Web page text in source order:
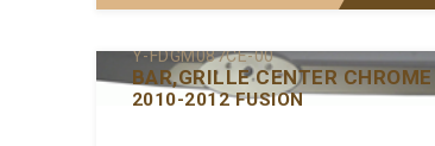
Y-FDGM087CE-00
BAR,GRILLE CENTER CHROME
2010-2012 FUSION